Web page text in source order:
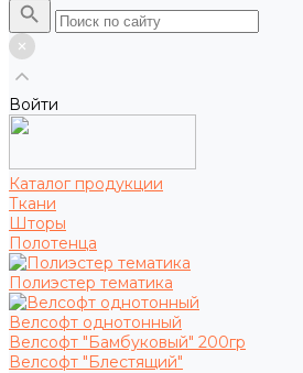
Войти
Каталог продукции
Ткани
Шторы
Полотенца
Полиэстер тематика
Велсофт однотонный
Велсофт "Бамбуковый" 200гр
Велсофт "Блестящий"